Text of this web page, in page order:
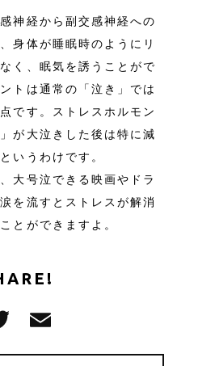
神経から副交感神経への
身体が睡眠時のようにリ
く、眠気を誘うことがで
トは通常の「泣き」では
です。ストレスホルモン
が大泣きした後は特に減
いうわけです。
大号泣できる映画やドラ
を流すとストレスが解消
とができますよ。